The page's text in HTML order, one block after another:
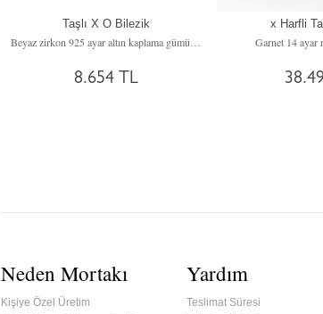
Taşlı X O Bilezik
8.654 TL
x Harfli
Garnet 14 ayar
Neden Mortakı
Kişiye Özel Üretim
Yardım
Teslimat Süresi